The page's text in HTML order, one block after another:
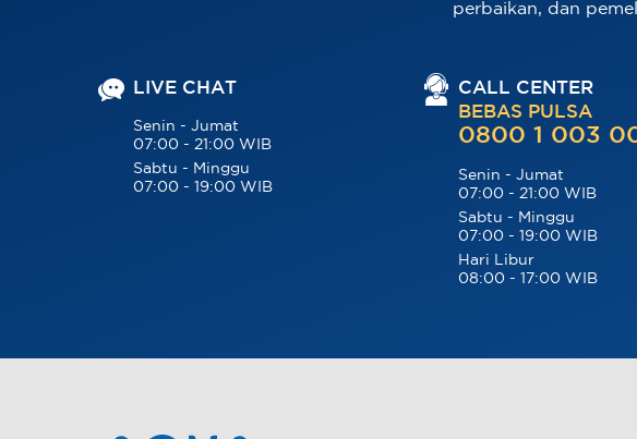
perbaikan, dan
LIVE CHAT
Senin - Jumat
07:00 - 21:00 WIB
Sabtu - Minggu
07:00 - 19:00 WIB
CALL CENTER
BEBAS PULSA
0800 1 003
Senin - Jumat
07:00 - 21:00 WIB
Sabtu - Minggu
07:00 - 19:00 WIB
Hari Libur
08:00 - 17:00 WIB